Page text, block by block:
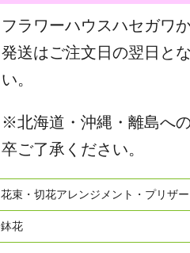
フラワーハウスハセガワ
発送はご注文日の翌日と
い。
※北海道・沖縄・離島へ
卒ご了承ください。
花束・切花アレンジメント・プリザ
鉢花